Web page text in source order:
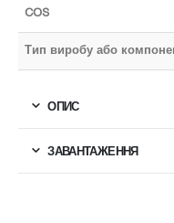
COS
Тип виробу або
ОПИС
ЗАВАНТАЖЕННЯ